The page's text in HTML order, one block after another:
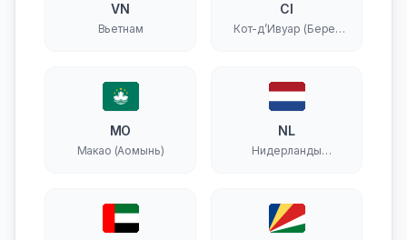
VN
Вьетнам
CI
Кот-д’Ивуар (Берег
MO
Макао (Аомынь)
NL
Нидерланды